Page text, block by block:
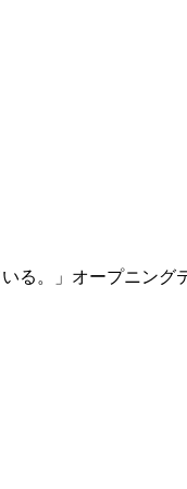
る。」オープニング